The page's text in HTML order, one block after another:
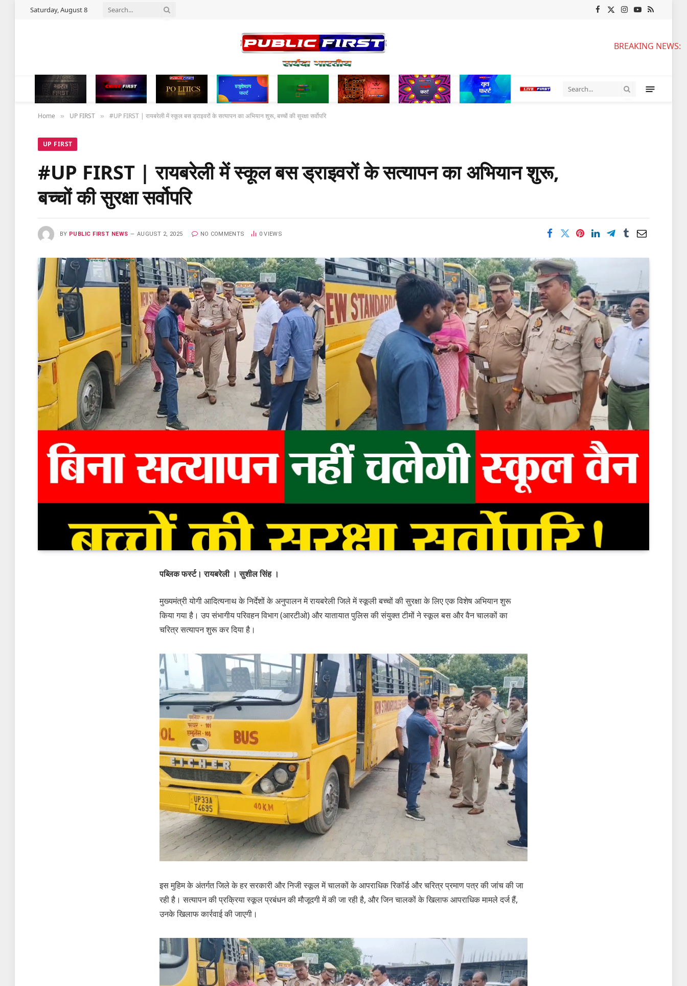
Saturday, August 8 Facebook
X
Instagram
YouTube
RSS
BREAKING NEWS:
Home » UP FIRST » #UP FIRST | रायबरेली में स्कूल बस ड्राइवरों के सत्यापन का अभियान शुरू, बच्चों की सुरक्षा सर्वोपरि
UP FIRST
#UP FIRST | रायबरेली में स्कूल बस ड्राइवरों के सत्यापन का अभियान शुरू,
बच्चों की सुरक्षा सर्वोपरि
BY PUBLIC FIRST NEWS AUGUST 2, 2025 NO COMMENTS 0VIEWS
पब्लिक फर्स्ट। रायबरेली । सुशील सिंह ।
मुख्यमंत्री योगी आदित्यनाथ के निर्देशों के अनुपालन में रायबरेली जिले में स्कूली बच्चों की सुरक्षा के लिए एक विशेष अभियान शुरू
किया गया है। उप संभागीय परिवहन विभाग (आरटीओ) और यातायात पुलिस की संयुक्त टीमों ने स्कूल बस और वैन चालकों का
चरित्र सत्यापन शुरू कर दिया है।
इस मुहिम के अंतर्गत जिले के हर सरकारी और निजी स्कूल में चालकों के आपराधिक रिकॉर्ड और चरित्र प्रमाण पत्र की जांच की जा
रही है। सत्यापन की प्रक्रिया स्कूल प्रबंधन की मौजूदगी में की जा रही है, और जिन चालकों के खिलाफ आपराधिक मामले दर्ज हैं,
उनके खिलाफ कार्रवाई की जाएगी।